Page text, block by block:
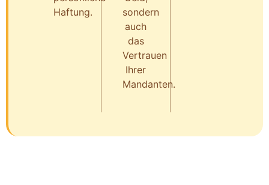
Haftung.
sondern
auch
das
Vertrauen
Ihrer
Mandanten.